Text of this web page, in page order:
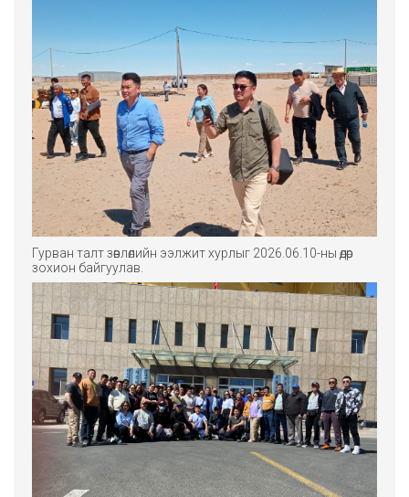
Гурван талт зөвлөлийн ээлжит хурлыг 2026.06.10-ны өдөр
зохион байгуулав.